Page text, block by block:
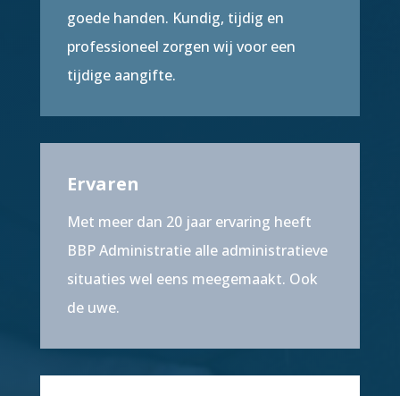
goede handen. Kundig, tijdig en
professioneel zorgen wij voor een
tijdige aangifte.
Ervaren
Met meer dan 20 jaar ervaring heeft
BBP Administratie alle administratieve
situaties wel eens meegemaakt. Ook
de uwe.